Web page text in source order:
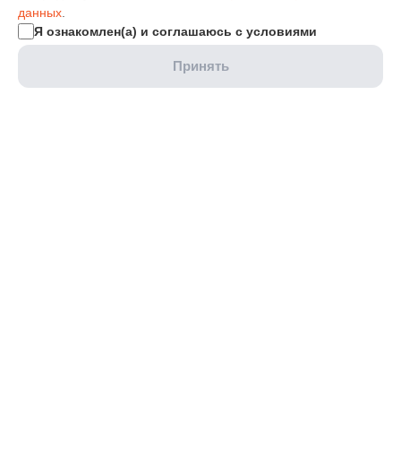
данных
Я ознакомлен(а) и соглашаюсь с условиями
Принять